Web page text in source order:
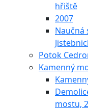
hřiště
2007
Naučná
Potok
Kamenný
mostu,